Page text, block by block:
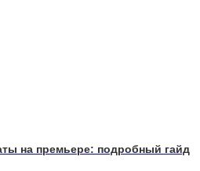
на премьере: подробный гайд